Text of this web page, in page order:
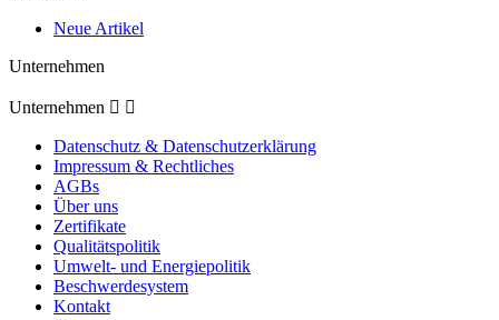
Neue Artikel
Unternehmen
Unternehmen  
Datenschutz & Datenschutzerklärung
Impressum & Rechtliches
AGBs
Über uns
Zertifikate
Qualitätspolitik
Umwelt- und Energiepolitik
Beschwerdesystem
Kontakt